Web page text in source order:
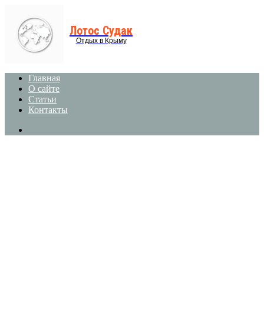
Лотос Судак
Отдых в Крыму
Главная
О сайте
Статьи
Контакты